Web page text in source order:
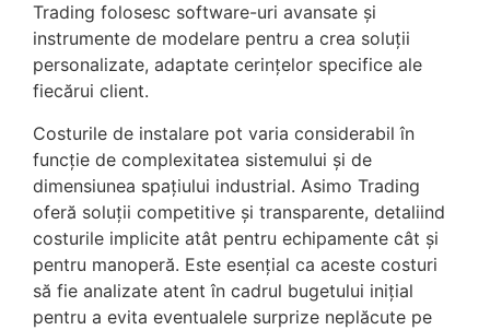
Trading folosesc software-uri avansate și
instrumente de modelare pentru a crea soluții
personalizate, adaptate cerințelor specifice ale
fiecărui client.
Costurile de instalare pot varia considerabil în
funcție de complexitatea sistemului și de
dimensiunea spațiului industrial. Asimo Trading
oferă soluții competitive și transparente, detaliind
costurile implicite atât pentru echipamente cât și
pentru manoperă. Este esențial ca aceste costuri
să fie analizate atent în cadrul bugetului inițial
pentru a evita eventualele surprize neplăcute pe